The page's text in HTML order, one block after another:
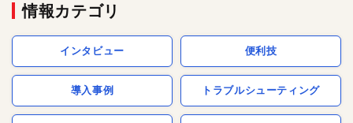
情報カテゴリ
インタビュー 便利技
導入事例 トラブルシューティング